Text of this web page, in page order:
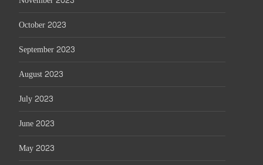
October 2023
September 2023
August 2023
July 2023
June 2023
May 2023